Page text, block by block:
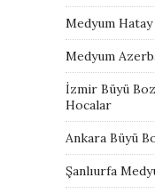
Medyum Hatay
Medyum
İzmir Büyü
Hocalar
Ankara Büyü
Şanlıurfa